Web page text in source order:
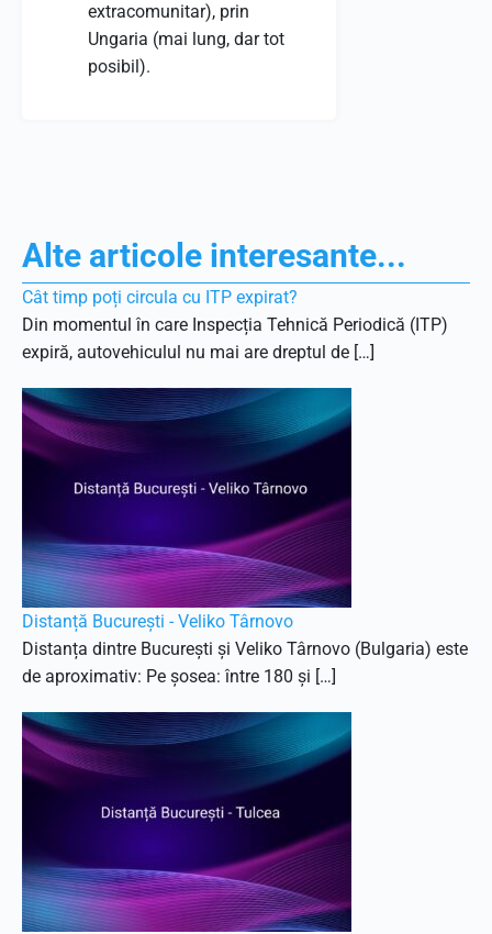
extracomunitar), prin
Ungaria (mai lung, dar tot
posibil).
Alte articole interesante...
Cât timp poți circula cu ITP expirat?
Din momentul în care Inspecția Tehnică Periodică (ITP)
expiră, autovehiculul nu mai are dreptul de […]
Distanță București - Veliko Târnovo
Distanța dintre București și Veliko Târnovo (Bulgaria) este
de aproximativ: Pe șosea: între 180 și […]